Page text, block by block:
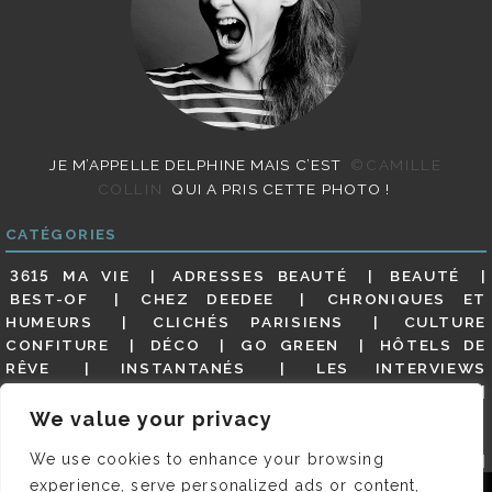
We value your privacy
We use cookies to enhance your browsing
experience, serve personalized ads or content,
JE M’APPELLE DELPHINE MAIS C’EST
©CAMILLE
COLLIN
QUI A PRIS CETTE PHOTO !
CATÉGORIES
3615 MA VIE ADRESSES BEAUTÉ
BEAUTÉ
BEST-OF
CHEZ DEEDEE
CHRONIQUES ET
HUMEURS
CLICHÉS PARISIENS
CULTURE
CONFITURE
DÉCO GO GREEN
HÔTELS DE
RÊVE
INSTANTANÉS
LES INTERVIEWS
MES ADRESSES
MODE NON CLASSÉ
GUIDE
PARIS EN PHOTOS
RESTAURANTS
REVUE DE PRESSE DÉTAILLÉE, SIOU PLAIT